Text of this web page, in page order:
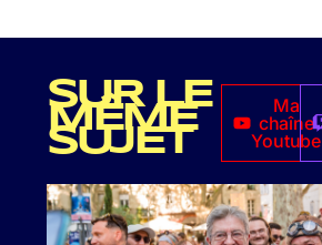
SUR LE
MÊME
SUJET
Ma
chaîne
Youtube